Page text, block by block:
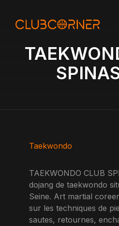
Taekwondo
TAEKWONDO CLUB
dojang de taekwondo
Seine. Art martial
sur les techniques de
sautes, retournes,